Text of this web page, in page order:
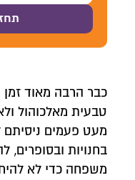
כבר הרבה מאוד
טבעית מאלכוהול
מעט פעמים ניסיתם
בחנויות ובסופרים,
משפחה כדי לא